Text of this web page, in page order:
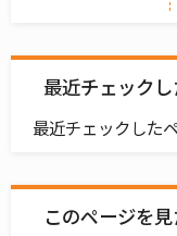
最近チェック
最近チェックした
このページを